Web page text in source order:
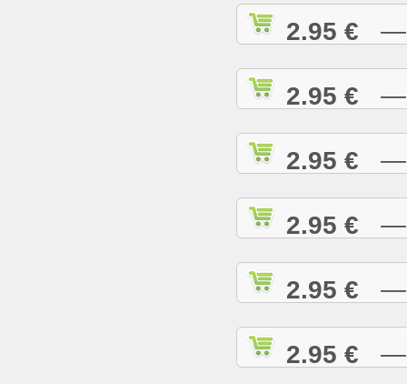
2.95 € —
2.95 € —
2.95 € —
2.95 € —
2.95 € —
2.95 € —